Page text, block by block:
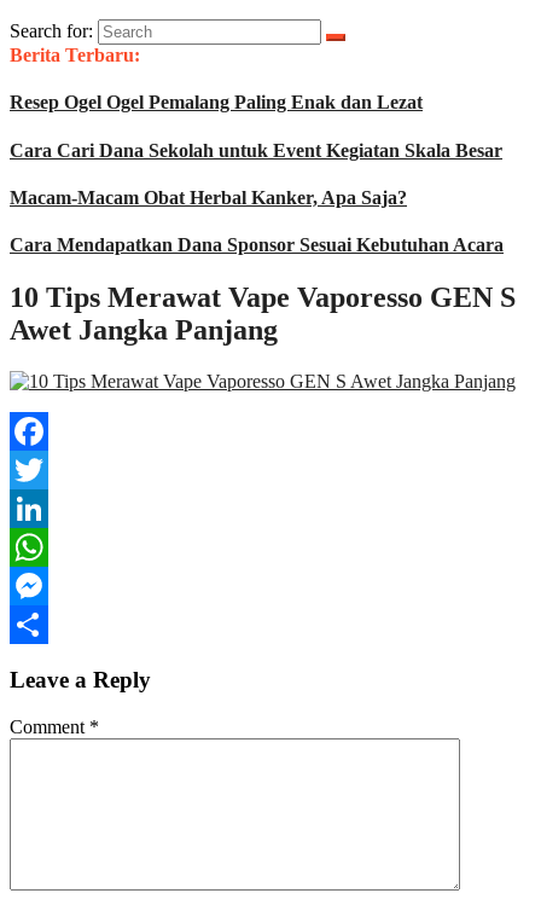
Search for:
Berita Terbaru:
Resep Ogel Ogel Pemalang Paling Enak dan Lezat
Cara Cari Dana Sekolah untuk Event Kegiatan Skala Besar
Macam-Macam Obat Herbal Kanker, Apa Saja?
Cara Mendapatkan Dana Sponsor Sesuai Kebutuhan Acara
10 Tips Merawat Vape Vaporesso GEN S
Awet Jangka Panjang
Facebook
Twitter
LinkedIn
WhatsApp
Messenger
Leave a Reply
Comment *